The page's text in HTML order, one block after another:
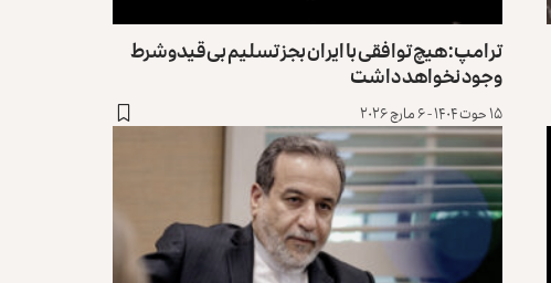
ترامپ: هیچ توافقی با ایران بجز تسلیم بی‌قید‌وشرط
وجود نخواهد داشت
۱۵ حوت ۱۴۰۴ - ۶ مارچ ۲۰۲۶